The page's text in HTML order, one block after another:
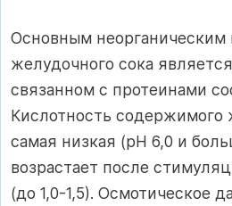
Основным неорганическим
желудочного сока
связанном с протеинами
Кислотность содержимого
самая низкая (рН 6,0 и
возрастает после
(до 1,0-1,5). Осмотическое